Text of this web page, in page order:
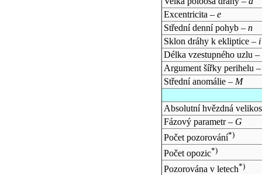
Excentricita – e
Střední denní pohyb – n
Sklon dráhy k ekliptice – i
Délka vzestupného uzlu –
Argument šířky perihelu
Střední anomálie – M
Absolutní hvězdná
Fázový parametr – G
Počet pozorování*)
Počet opozic*)
Pozorována v letech*)